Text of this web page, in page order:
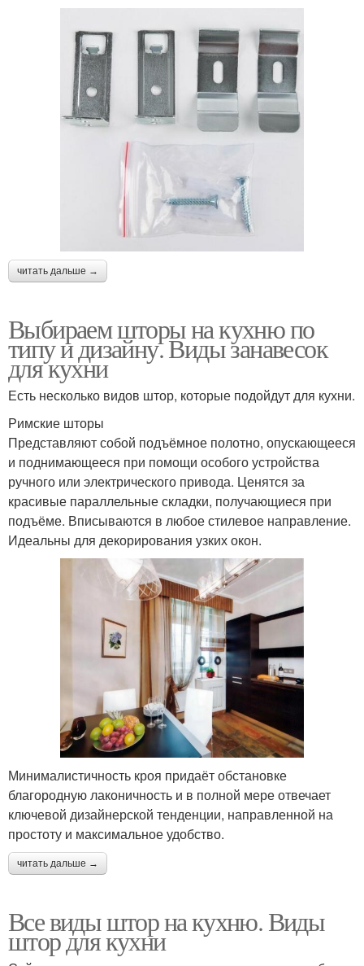
читать дальше →
Выбираем шторы на кухню по
типу и дизайну. Виды занавесок
для кухни
Есть несколько видов штор, которые подойдут для кухни.
Римские шторы
Представляют собой подъёмное полотно, опускающееся
и поднимающееся при помощи особого устройства
ручного или электрического привода. Ценятся за
красивые параллельные складки, получающиеся при
подъёме. Вписываются в любое стилевое направление.
Идеальны для декорирования узких окон.
Минималистичность кроя придаёт обстановке
благородную лаконичность и в полной мере отвечает
ключевой дизайнерской тенденции, направленной на
простоту и максимальное удобство.
читать дальше →
Все виды штор на кухню. Виды
штор для кухни